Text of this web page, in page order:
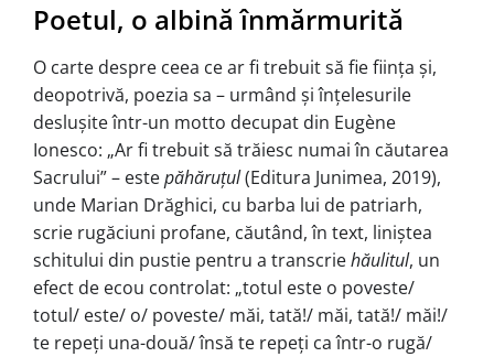
Poetul, o albină înmărmurită
O carte despre ceea ce ar fi trebuit să fie ființa și,
deopotrivă, poezia sa – urmând și înțelesurile
deslușite într-un motto decupat din Eugène
Ionesco: „Ar fi tre­buit să trăiesc numai în căutarea
Sacrului” – estepăhăruțul(Editura Junimea, 2019),
unde Marian Drăghici, cu barba lui de patriarh,
scrie rugăciuni profane, căutând, în text, liniștea
schitului din pustie pentru a transcriehăulitul, un
efect de ecou controlat: „totul este o poveste/
totul/ este/ o/ poveste/ măi, tată!/ măi, tată!/ măi!/
te repeți una-două/ însă te repeți ca într-o rugă/